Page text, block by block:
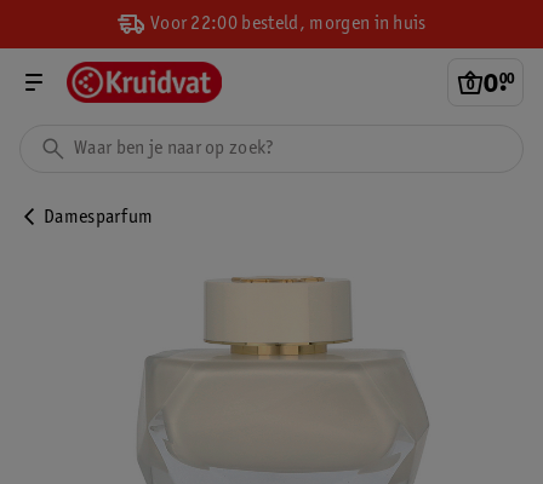
Voor 22:00 besteld, morgen in huis
0.
00
Damesparfum